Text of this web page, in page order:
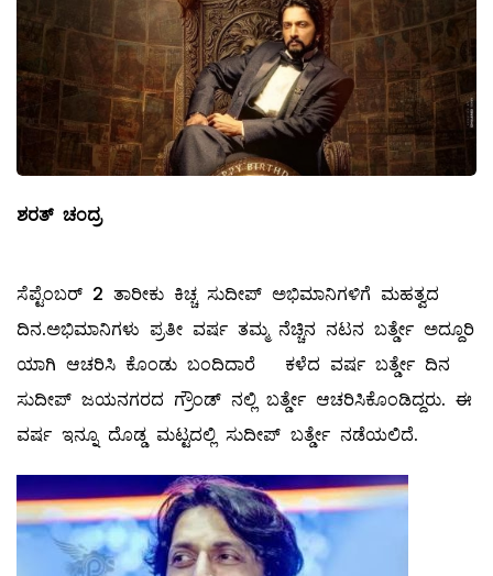
ಶರತ್ ಚಂದ್ರ
ಸೆಪ್ಟೆಂಬರ್ 2 ತಾರೀಕು ಕಿಚ್ಚ ಸುದೀಪ್ ಅಭಿಮಾನಿಗಳಿಗೆ ಮಹತ್ವದ
ದಿನ.ಅಭಿಮಾನಿಗಳು ಪ್ರತೀ ವರ್ಷ ತಮ್ಮ ನೆಚ್ಚಿನ ನಟನ ಬರ್ತ್ಡೇ ಅದ್ದೂರಿ
ಯಾಗಿ ಆಚರಿಸಿ ಕೊಂಡು ಬಂದಿದಾರೆ ಕಳೆದ ವರ್ಷ ಬರ್ತ್ಡೇ ದಿನ
ಸುದೀಪ್ ಜಯನಗರದ ಗ್ರೌಂಡ್ ನಲ್ಲಿ ಬರ್ತ್ಡೇ ಆಚರಿಸಿಕೊಂಡಿದ್ದರು. ಈ
ವರ್ಷ ಇನ್ನೂ ದೊಡ್ಡ ಮಟ್ಟದಲ್ಲಿ ಸುದೀಪ್ ಬರ್ತ್ಡೇ ನಡೆಯಲಿದೆ.